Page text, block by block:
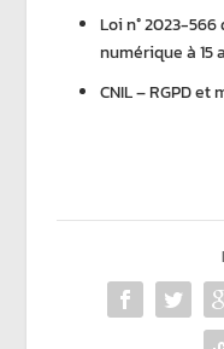
Loi n° 2023-
numérique à 15
CNIL – RGPD et